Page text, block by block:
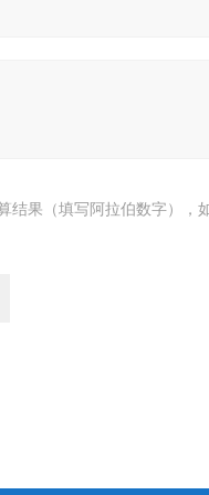
结果（填写阿拉伯数字），